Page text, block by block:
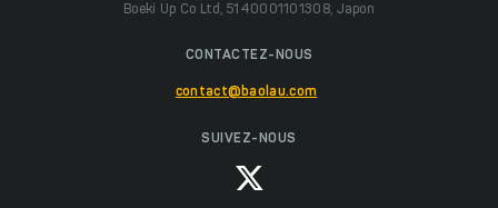
Boeki Up Co Ltd, 5140001101308, Japon
CONTACTEZ-NOUS
contact@baolau.com
SUIVEZ-NOUS